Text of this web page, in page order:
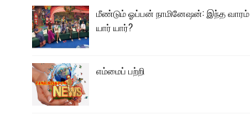
மீண்டும் ஓப்பன் நாமினேஷன்: இந்த வாரம்
யார் யார்?
எம்மைப் பற்றி